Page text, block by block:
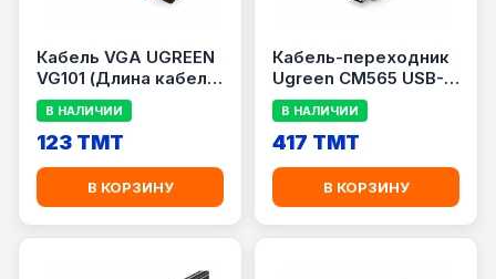
Кабель VGA UGREEN
VG101 (Длина кабеля
5 метров / Черный
цвет)
В НАЛИЧИИ
123 TMT
В КОРЗИНУ
Кабель-переходник
Ugreen CM565 USB-C
to HDMI 2.1 8K@60Hz
В НАЛИЧИИ
417 TMT
В КОРЗИНУ